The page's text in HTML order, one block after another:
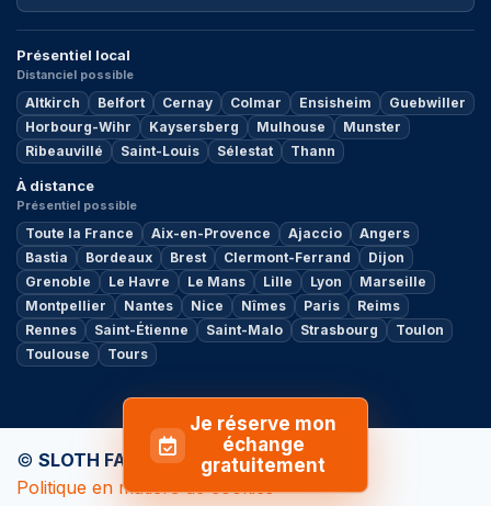
Présentiel local
Distanciel possible
Altkirch Belfort Cernay Colmar Ensisheim
Guebwiller
Horbourg-Wihr
Kaysersberg Mulhouse
Munster
Ribeauvillé
Saint-Louis Sélestat Thann
À distance
Présentiel possible
Toute la France Aix-en-Provence Ajaccio
Angers
Bastia
Bordeaux Brest Clermont-Ferrand
Dijon
Grenoble
Le Havre Le Mans Lille Lyon
Marseille
Montpellier
Nantes Nice Nîmes Paris
Reims
Rennes
Saint-Étienne Saint-Malo Strasbourg
Toulon
Toulouse
Tours
© SLOTH FACTORY by MY ADVISOR
Politique en matière de cookies
Je réserve mon
échange
gratuitement